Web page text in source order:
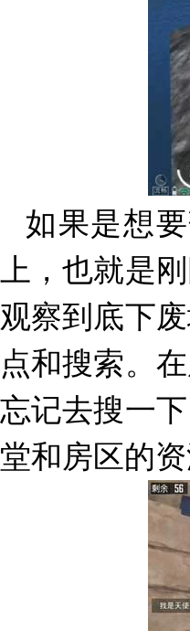
如果是想
上，也就是
观察到底下
点和搜索。
忘记去搜一
堂和房区的